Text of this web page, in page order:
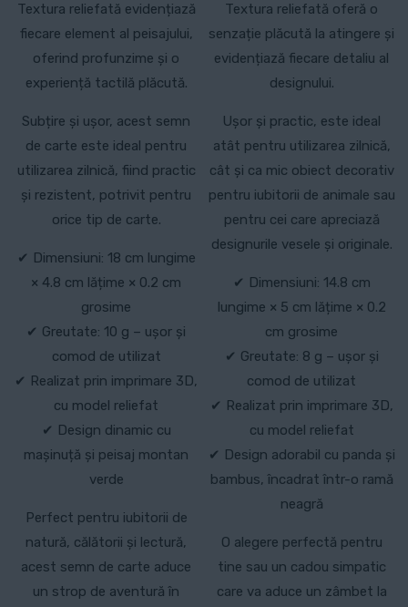
Textura reliefată evidențiază
fiecare element al peisajului,
oferind profunzime și o
experiență tactilă plăcută.
Subțire și ușor, acest semn
de carte este ideal pentru
utilizarea zilnică, fiind practic
și rezistent, potrivit pentru
orice tip de carte.
✔ Dimensiuni: 18 cm lungime
× 4.8 cm lățime × 0.2 cm
grosime
✔ Greutate: 10 g – ușor și
comod de utilizat
✔ Realizat prin imprimare 3D,
cu model reliefat
✔ Design dinamic cu
mașinuță și peisaj montan
verde
Perfect pentru iubitorii de
natură, călătorii și lectură,
acest semn de carte aduce
un strop de aventură în
Textura reliefată oferă o
senzație plăcută la atingere și
evidențiază fiecare detaliu al
designului.
Ușor și practic, este ideal
atât pentru utilizarea zilnică,
cât și ca mic obiect decorativ
pentru iubitorii de animale sau
pentru cei care apreciază
designurile vesele și originale.
✔ Dimensiuni: 14.8 cm
lungime × 5 cm lățime × 0.2
cm grosime
✔ Greutate: 8 g – ușor și
comod de utilizat
✔ Realizat prin imprimare 3D,
cu model reliefat
✔ Design adorabil cu panda și
bambus, încadrat într-o ramă
neagră
O alegere perfectă pentru
tine sau un cadou simpatic
care va aduce un zâmbet la